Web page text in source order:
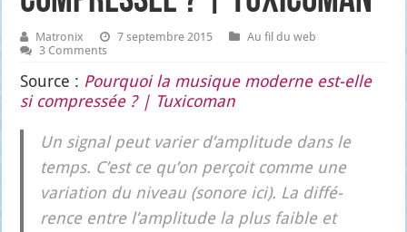
Matronix 7 septembre 2015
Au fil du web
3 Comments
Source : Pour­quoi la musique moderne est-elle
si com­pres­sée ? | Tuxi­co­man
Un signal peut varier d’amplitude dans le
temps. C’est ce qu’on per­çoit comme une
varia­tion du niveau (sonore ici). La dif­fé­
rence entre l’amplitude la plus faible et